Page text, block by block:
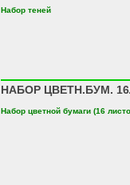
Набор теней
НАБОР ЦВЕТН.БУМ.
Набор цветной бумаги (16